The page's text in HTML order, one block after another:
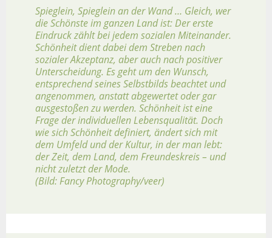
Spieglein, Spieglein an der Wand … Gleich, wer
die Schönste im ganzen Land ist: Der erste
Eindruck zählt bei jedem sozialen Miteinander.
Schönheit dient dabei dem Streben nach
sozialer Akzeptanz, aber auch nach positiver
Unterscheidung. Es geht um den Wunsch,
entsprechend seines Selbstbilds beachtet und
angenommen, anstatt abgewertet oder gar
ausgestoßen zu werden. Schönheit ist eine
Frage der individuellen Lebensqualität. Doch
wie sich Schönheit definiert, ändert sich mit
dem Umfeld und der Kultur, in der man lebt:
der Zeit, dem Land, dem Freundeskreis – und
nicht zuletzt der Mode.
(Bild: Fancy Photography/veer)